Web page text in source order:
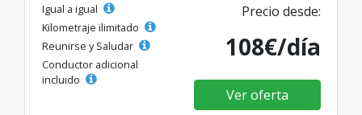
Igual a igual
Kilometraje ilimitado
Reunirse y Saludar
Conductor adicional
incluido
Precio desde:
108€/día
Ver oferta